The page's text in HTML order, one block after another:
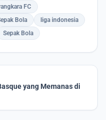
FC
Bola
liga indonesia
Sepak Bola
yang Memanas di